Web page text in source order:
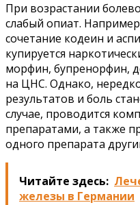
При возрастании
слабый опиат.
сочетание кодеин и
купируется
морфин, бупренорфин,
на ЦНС. Однако,
результатов и боль
случае, проводится
препаратами, а также
одного препарата
Читайте здесь:
железы в Германии